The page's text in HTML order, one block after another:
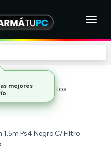
Cables De Datos